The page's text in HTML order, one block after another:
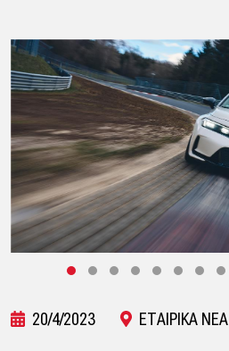
20/4/2023 ΕΤΑΙΡΙΚΑ ΝΕΑ